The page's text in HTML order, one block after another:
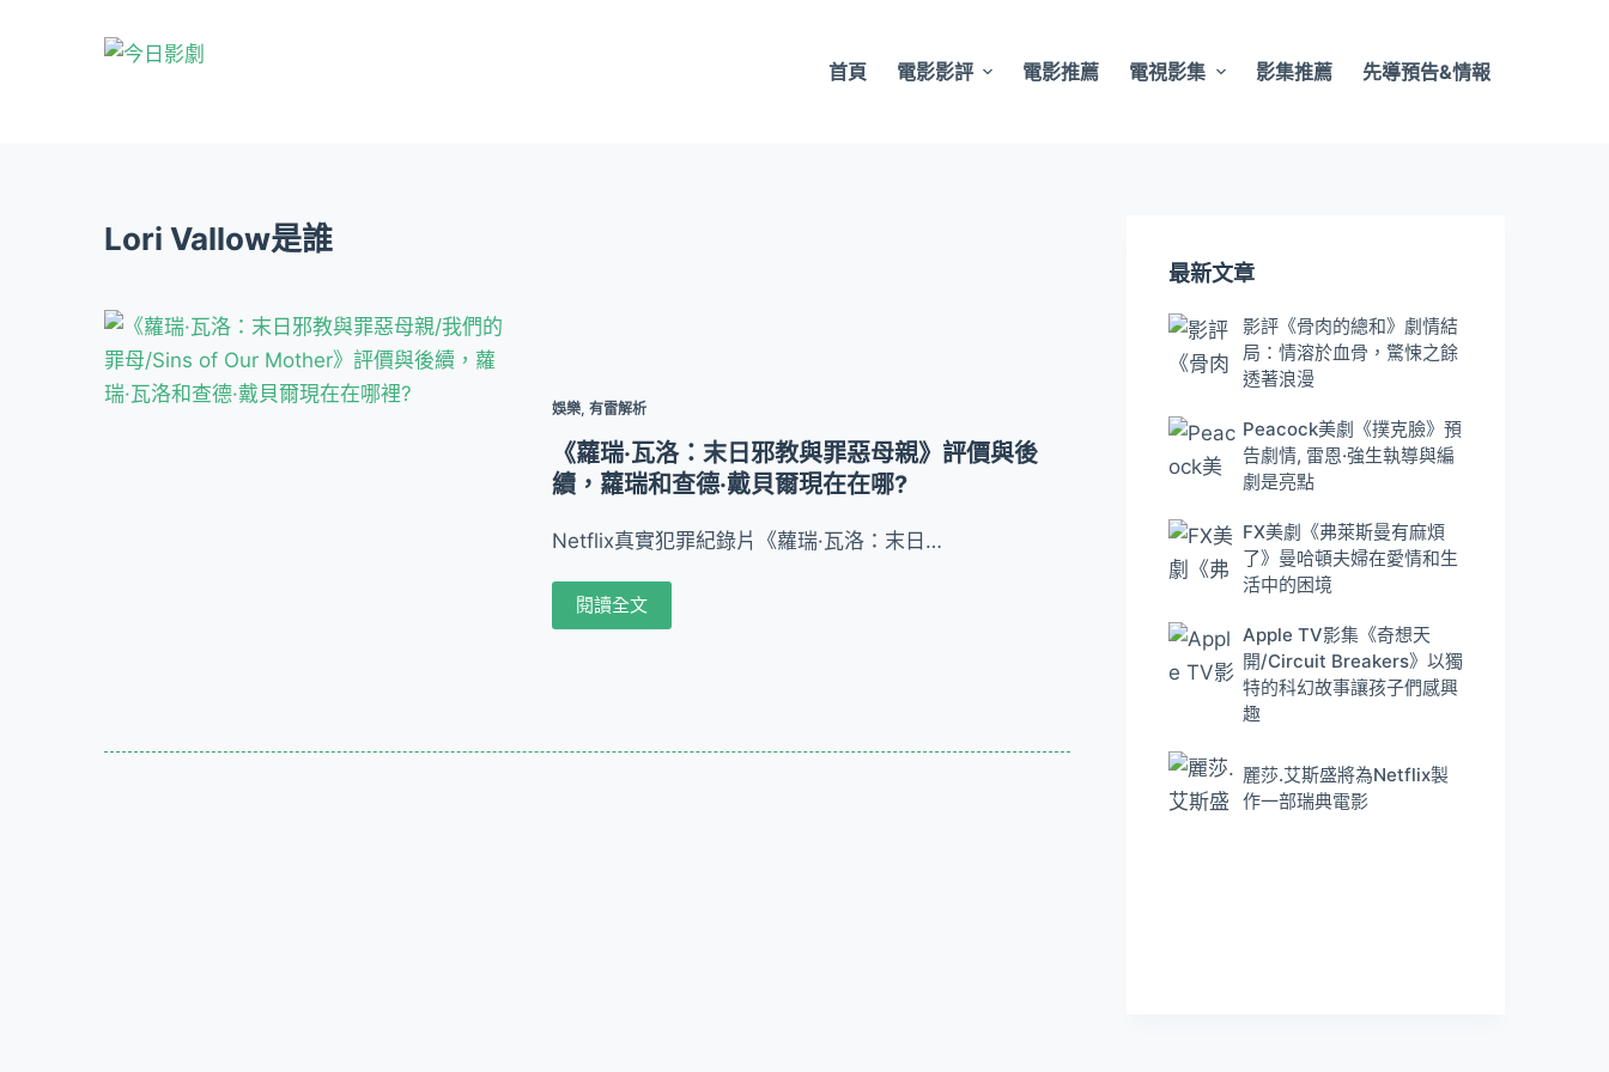
首頁 電影影評 電影推薦 電視影集 影集推薦 先導預告&情報
Lori Vallow是誰
娛樂,有雷解析
《蘿瑞·瓦洛：末日邪教與罪惡母親》評價與後
續，蘿瑞和查德·戴貝爾現在在哪?
Netflix真實犯罪紀錄片《蘿瑞·瓦洛：末日…
閱讀全文
最新文章
影評《骨肉的總和》劇情結
局：情溶於血骨，驚悚之餘
透著浪漫
Peacock美劇《撲克臉》預
告劇情, 雷恩·強生執導與編
劇是亮點
FX美劇《弗萊斯曼有麻煩
了》曼哈頓夫婦在愛情和生
活中的困境
Apple TV影集《奇想天
開/Circuit Breakers》以獨
特的科幻故事讓孩子們感興
趣
麗莎.艾斯盛將為Netflix製
作一部瑞典電影